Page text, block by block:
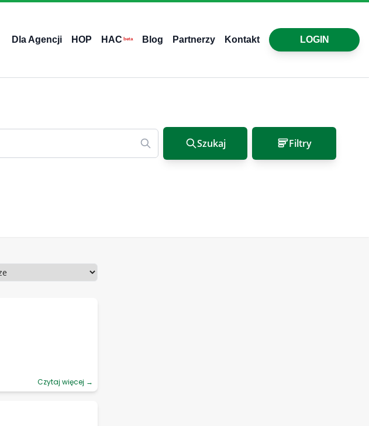
Dla Agencji HOP HAC beta Blog Partnerzy Kontakt LOGIN
Szukaj Filtry
Czytaj więcej →